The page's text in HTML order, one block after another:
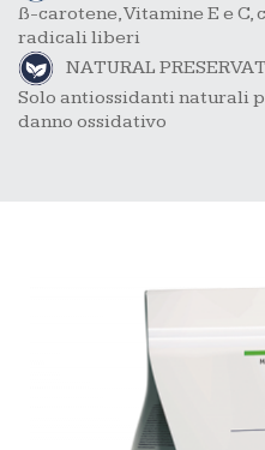
ß-carotene, Vitamine E e
radicali liberi
NATURAL
Solo antiossidanti naturali
danno ossidativo